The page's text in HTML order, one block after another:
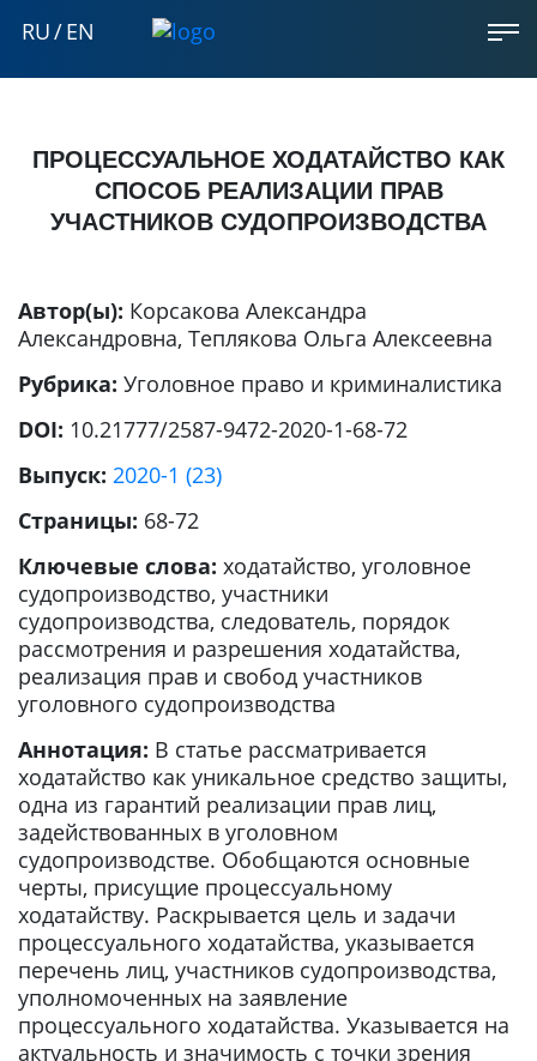
RU/EN
ПРОЦЕССУАЛЬНОЕ ХОДАТАЙСТВО КАК
СПОСОБ РЕАЛИЗАЦИИ ПРАВ
УЧАСТНИКОВ СУДОПРОИЗВОДСТВА
Автор(ы): Корсакова Александра
Александровна, Теплякова Ольга Алексеевна
Рубрика: Уголовное право и криминалистика
DOI: 10.21777/2587-9472-2020-1-68-72
Выпуск: 2020-1 (23)
Страницы: 68-72
Ключевые слова: ходатайство, уголовное
судопроизводство, участники
судопроизводства, следователь, порядок
рассмотрения и разрешения ходатайства,
реализация прав и свобод участников
уголовного судопроизводства
Аннотация: В статье рассматривается
ходатайство как уникальное средство защиты,
одна из гарантий реализации прав лиц,
задействованных в уголовном
судопроизводстве. Обобщаются основные
черты, присущие процессуальному
ходатайству. Раскрывается цель и задачи
процессуального ходатайства, указывается
перечень лиц, участников судопроизводства,
уполномоченных на заявление
процессуального ходатайства. Указывается на
актуальность и значимость с точки зрения